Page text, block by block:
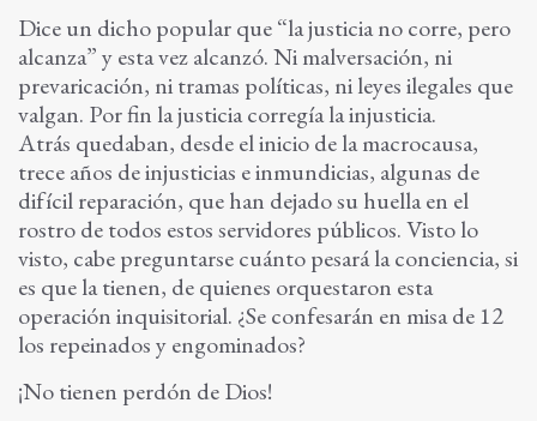
Dice un dicho popular que “la justicia no corre, pero
alcanza” y esta vez alcanzó. Ni malversación, ni
prevaricación, ni tramas políticas, ni leyes ilegales que
valgan. Por fin la justicia corregía la injusticia.
Atrás quedaban, desde el inicio de la macrocausa,
trece años de injusticias e inmundicias, algunas de
difícil reparación, que han dejado su huella en el
rostro de todos estos servidores públicos. Visto lo
visto, cabe preguntarse cuánto pesará la conciencia, si
es que la tienen, de quienes orquestaron esta
operación inquisitorial. ¿Se confesarán en misa de 12
los repeinados y engominados?
¡No tienen perdón de Dios!